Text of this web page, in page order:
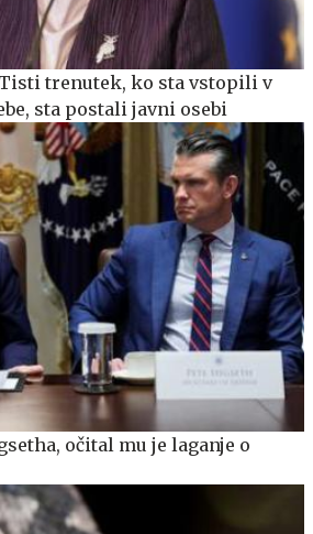
Tisti trenutek, ko sta vstopili v
sta postali javni osebi
očital mu je laganje o